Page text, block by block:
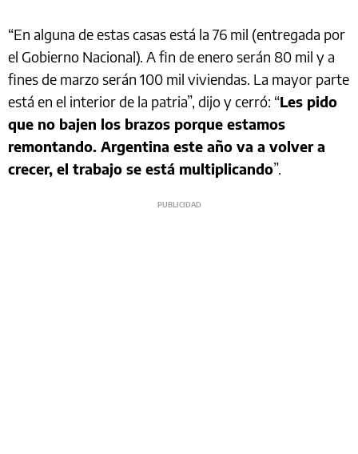
“En alguna de estas casas está la 76 mil (entregada por
el Gobierno Nacional). A fin de enero serán 80 mil y a
fines de marzo serán 100 mil viviendas. La mayor parte
está en el interior de la patria”, dijo y cerró: “Les pido
que no bajen los brazos porque estamos
remontando. Argentina este año va a volver a
crecer, el trabajo se está multiplicando”.